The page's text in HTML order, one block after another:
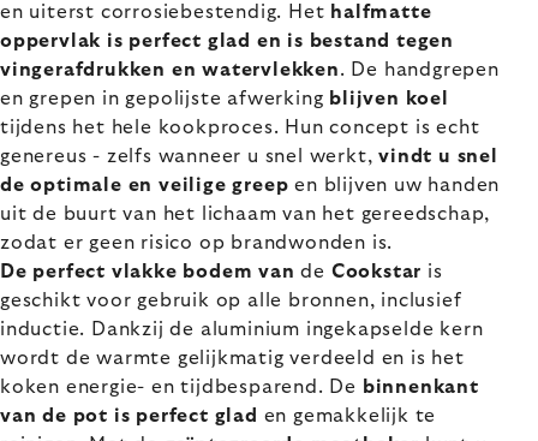
en uiterst corrosiebestendig. Het halfmatte
oppervlak is perfect glad en is bestand tegen
vingerafdrukken en watervlekken. De handgrepen
en grepen in gepolijste afwerking blijven koel
tijdens het hele kookproces. Hun concept is echt
genereus - zelfs wanneer u snel werkt,vindt u snel
de optimale en veilige greep en blijven uw handen
uit de buurt van het lichaam van het gereedschap,
zodat er geen risico op brandwonden is.
De perfect vlakke bodem van de Cookstar is
geschikt voor gebruik op alle bronnen, inclusief
inductie. Dankzij de aluminium ingekapselde kern
wordt de warmte gelijkmatig verdeeld en is het
koken energie- en tijdbesparend. De
binnenkant
van de pot is perfect glad en gemakkelijk te